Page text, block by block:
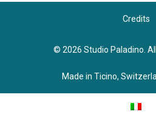
Credits
© 2026 Studio Paladino.
Made in Ticino,